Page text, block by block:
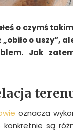
o czymś
o uszy”,
Jak
oznacza
są